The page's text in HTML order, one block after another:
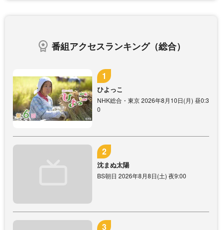
番組アクセスランキング（総合）
ひよっこ
NHK総合・東京 2026年8月10日(月) 昼0:3
0
沈まぬ太陽
BS朝日 2026年8月8日(土) 夜9:00